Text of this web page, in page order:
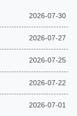
2026-07-30
2026-07-27
2026-07-25
2026-07-22
2026-07-01